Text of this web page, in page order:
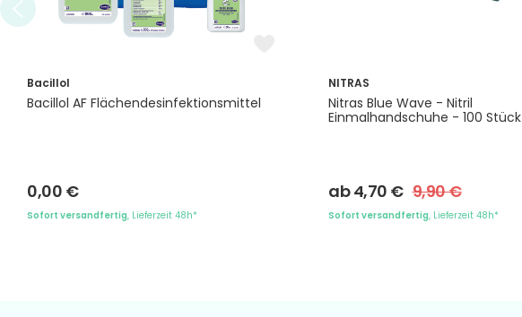
Bacillol
Bacillol AF Flächendesinfektionsmittel
0,00 €
Sofort versandfertig, Lieferzeit 48h*
NITRAS
Nitras Blue Wave - Nitril
Einmalhandschuhe - 100 Stück
ab 4,70 € 9,90 €
Sofort versandfertig, Lieferzeit 48h*